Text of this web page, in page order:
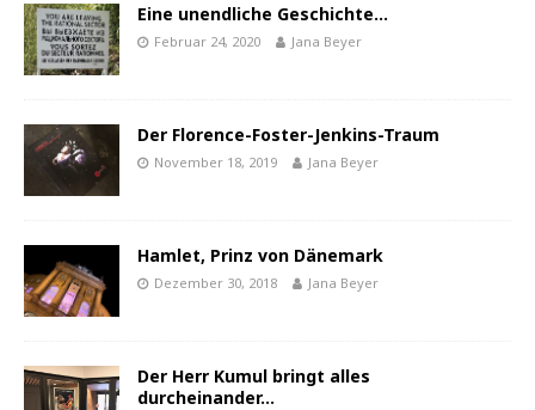
Eine unendliche Geschichte…
Februar 24, 2020 Jana Beyer
Der Florence-Foster-Jenkins-Traum
November 18, 2019 Jana Beyer
Hamlet, Prinz von Dänemark
Dezember 30, 2018 Jana Beyer
Der Herr Kumul bringt alles
durcheinander…